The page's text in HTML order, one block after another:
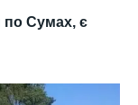
по Сумах, є